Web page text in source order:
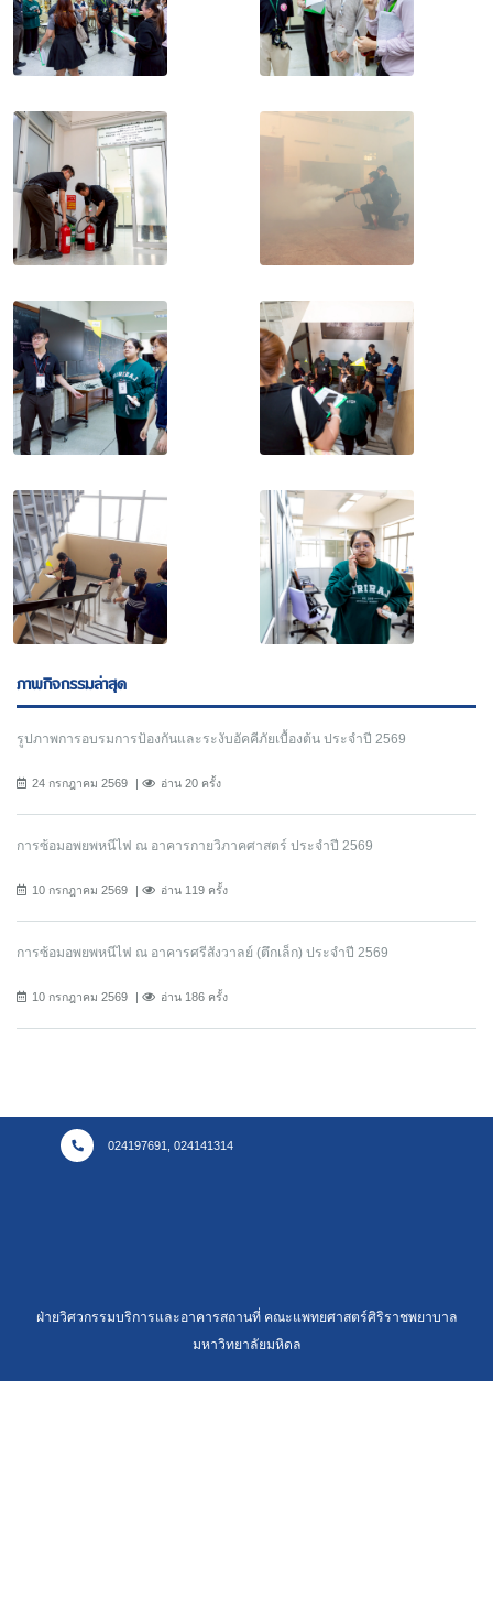
ภาพกิจกรรมล่าสุด
รูปภาพการอบรมการป้องกันและระงับอัคคีภัยเบื้องต้น ประจำปี 2569
24 กรกฎาคม 2569 อ่าน 20 ครั้ง
การซ้อมอพยพหนีไฟ ณ อาคารกายวิภาคศาสตร์ ประจำปี 2569
10 กรกฎาคม 2569 อ่าน 119 ครั้ง
การซ้อมอพยพหนีไฟ ณ อาคารศรีสังวาลย์ (ตึกเล็ก) ประจำปี 2569
10 กรกฎาคม 2569 อ่าน 186 ครั้ง
024197691, 024141314
ฝ่ายวิศวกรรมบริการและอาคารสถานที่ คณะแพทยศาสตร์ศิริราชพยาบาล
มหาวิทยาลัยมหิดล